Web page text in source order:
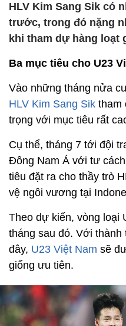
HLV Kim Sang Sik có
trước, trong đó nặng
khi tham dự hàng loạt
Ba mục tiêu cho U23
Vào những tháng nửa
HLV Kim Sang Sik tham
trọng với mục tiêu rất
Cụ thể, tháng 7 tới đội
Đông Nam Á với tư
tiêu đặt ra cho thầy trò
vệ ngôi vương tại
Theo dự kiến, vòng loại
tháng sau đó. Với
đây, U23 Việt Nam sẽ
giống ưu tiên.